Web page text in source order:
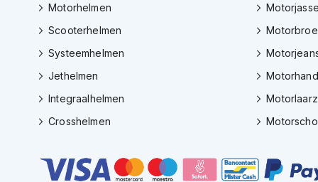
Motorjeans
Motorpakken
Heren
motorpak
Tweedelig
Motorhelmen
Scooterhelmen
Systeemhelmen
Jethelmen
Integraalhelmen
Crosshelmen